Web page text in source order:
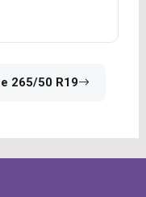
265/50 R19